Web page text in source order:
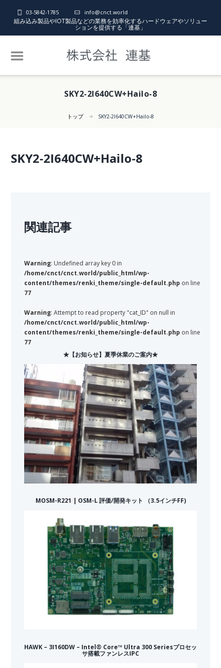
03-5842-1785 info@cnct.world
組み込み製品やIOT製品などの業務を効率化するハードウェアやソリュー
ションを提供する「連基」
SKY2-2I640CW+Hailo-8
トップ SKY2-2I640CW+Hailo-8
SKY2-2I640CW+Hailo-8
関連記事
Warning: Undefined array key 0 in
/home/cnct/cnct.world/public_html/wp-
content/themes/renki_theme/single-default.php on line
77
Warning: Attempt to read property "cat_ID" on null in
/home/cnct/cnct.world/public_html/wp-
content/themes/renki_theme/single-default.php on line
77
★【お知らせ】夏季休業のご案内★
MOSM-R221 | OSM-L 評価/開発キット （3.5インチFF)
HAWK – 3I160DW – Intel® Core™ Ultra 300 Seriesプロセッ
サ搭載ファンレスIPC